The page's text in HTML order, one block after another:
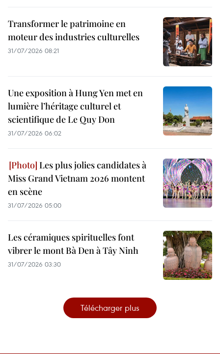
Transformer le patrimoine en
moteur des industries culturelles
31/07/2026 08:21
Une exposition à Hung Yen met en
lumière l’héritage culturel et
scientifique de Le Quy Don
31/07/2026 06:02
Les plus jolies candidates à
Miss Grand Vietnam 2026 montent
en scène
31/07/2026 05:00
Les céramiques spirituelles font
vibrer le mont Bà Den à Tây Ninh
31/07/2026 03:30
Télécharger plus